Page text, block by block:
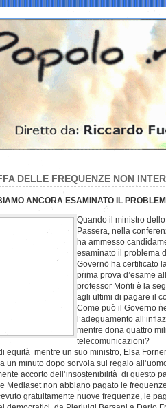
DELLE FREQUENZE NON
ANCORA ESAMINATO IL
Quando il ministro
Passera, nella
ha ammesso
esaminato il problema
Governo ha certificato
prima prova d’esame
professor Monti è la
agli ultimi di pagare il
Come può il Governo
l’adeguamento
mentre dona quattro
telecomunicazioni?
equità mentre un suo ministro, Elsa
un minuto dopo sorvola sul regalo
accorto dell’insostenibilità di questo
Mediaset non abbiano pagato le
gratuitamente nuove frequenze, le